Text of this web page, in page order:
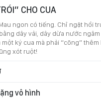
CHO CUA
ngon có tiếng. Chỉ ngặt hồi
dây vải, dây dừa nước
một ký cua mà phải “cõng” thêm
xót ruột!
vô hình